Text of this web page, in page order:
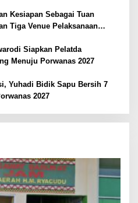
Kesiapan Sebagai Tuan
Tiga Venue Pelaksanaan
Siapkan Pelatda
Menuju Porwanas 2027
Yuhadi Bidik Sapu Bersih 7
2027